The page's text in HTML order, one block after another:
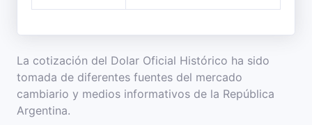
La cotización del Dolar Oficial Histórico ha sido
tomada de diferentes fuentes del mercado
cambiario y medios informativos de la República
Argentina.